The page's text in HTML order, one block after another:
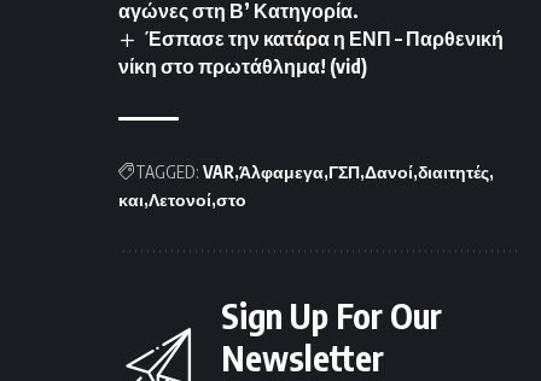
αγώνες στη Β’ Κατηγορία.
Έσπασε την κατάρα η ΕΝΠ – Παρθενική
νίκη στο πρωτάθλημα! (vid)
TAGGED: VAR Άλφαμεγα ΓΣΠ Δανοί διαιτητές
και Λετονοί στο
Sign Up For Our
Newsletter